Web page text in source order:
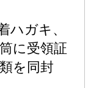
ハガキ、
に受領証
を同封